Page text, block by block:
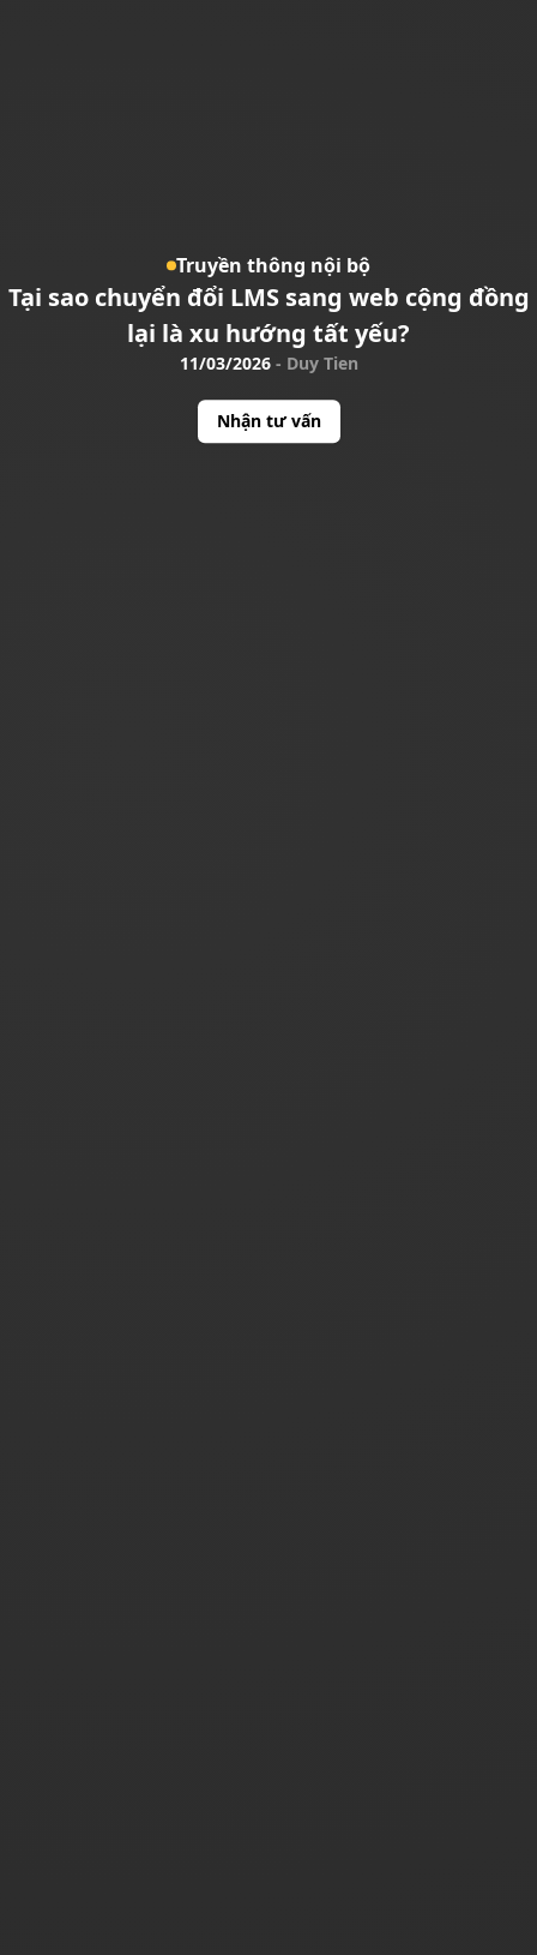
Truyền thông nội bộ
Tại sao chuyển đổi LMS sang web cộng đồng
lại là xu hướng tất yếu?
11/03/2026 - Duy Tien
Nhận tư vấn